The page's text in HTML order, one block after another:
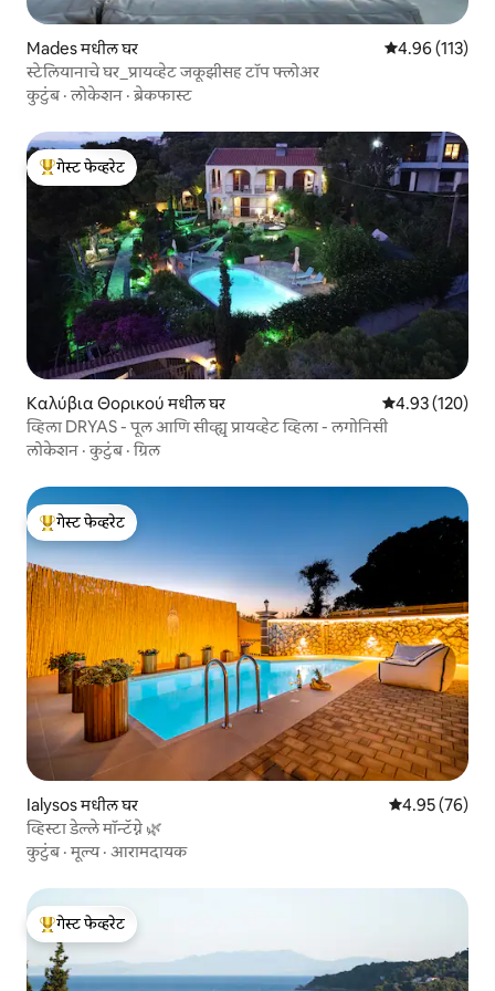
Mades मधील घर 5 पैकी 4.96
4.96 (113)
स्टेलियानाचे घर_प्रायव्हेट जकूझीसह टॉप फ्लोअर
कुटुंब·लोकेशन ·ब्रेकफास्ट
टॉप गेस्ट फेव्हरेट
गेस्ट फेव्हरेट
Καλύβια Θορικού मधील घर 5 पैकी 4.93
4.93 (120)
व्हिला DRYAS - पूल आणि सीव्ह्यू प्रायव्हेट व्हिला - लगोनिसी
लोकेशन ·कुटुंब·ग्रिल
टॉप गेस्ट फेव्हरेट
गेस्ट फेव्हरेट
Ialysos मधील घर 5 पैकी 4.95
4.95 (76)
व्हिस्टा डेल्ले मॉन्टॅग्ने 🌿
कुटुंब·मूल्य· आरामदायक
टॉप गेस्ट फेव्हरेट
गेस्ट फेव्हरेट